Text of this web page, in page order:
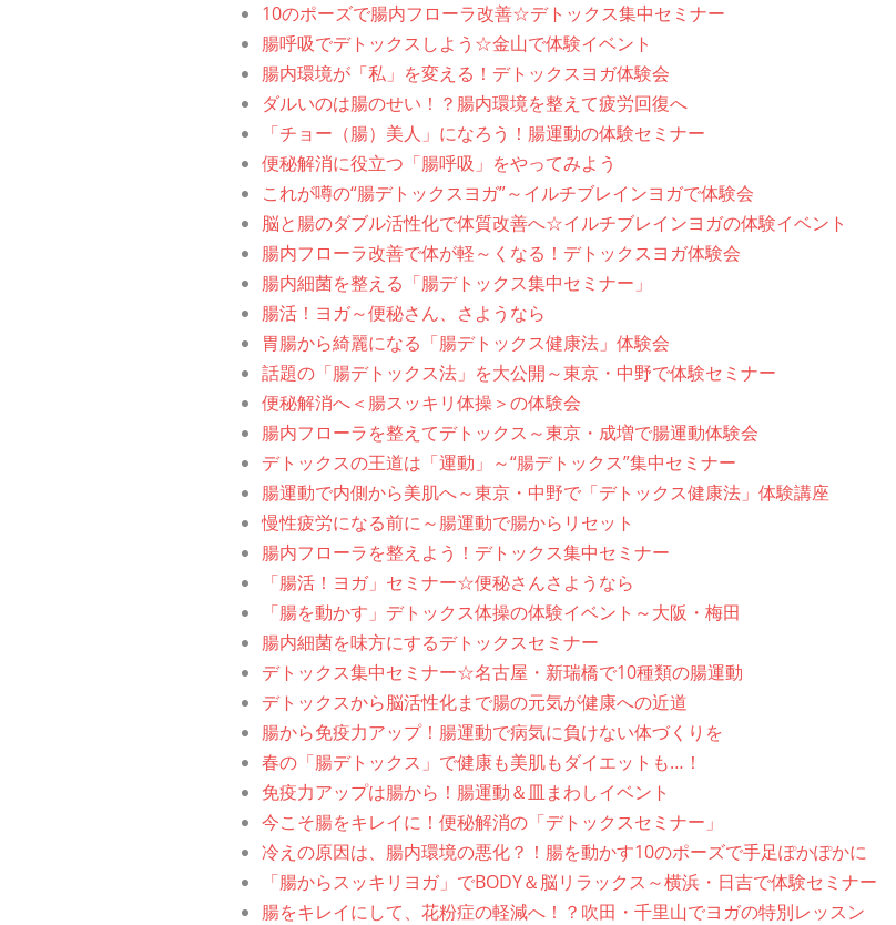
10のポーズで腸内フローラ改善☆デトックス集中セミナー
腸呼吸でデトックスしよう☆金山で体験イベント
腸内環境が「私」を変える！デトックスヨガ体験会
ダルいのは腸のせい！？腸内環境を整えて疲労回復へ
「チョー（腸）美人」になろう！腸運動の体験セミナー
便秘解消に役立つ「腸呼吸」をやってみよう
これが噂の“腸デトックスヨガ”～イルチブレインヨガで体験会
脳と腸のダブル活性化で体質改善へ☆イルチブレインヨガの体験イベント
腸内フローラ改善で体が軽～くなる！デトックスヨガ体験会
腸内細菌を整える「腸デトックス集中セミナー」
腸活！ヨガ～便秘さん、さようなら
胃腸から綺麗になる「腸デトックス健康法」体験会
話題の「腸デトックス法」を大公開～東京・中野で体験セミナー
便秘解消へ＜腸スッキリ体操＞の体験会
腸内フローラを整えてデトックス～東京・成増で腸運動体験会
デトックスの王道は「運動」～“腸デトックス”集中セミナー
腸運動で内側から美肌へ～東京・中野で「デトックス健康法」体験講座
慢性疲労になる前に～腸運動で腸からリセット
腸内フローラを整えよう！デトックス集中セミナー
「腸活！ヨガ」セミナー☆便秘さんさようなら
「腸を動かす」デトックス体操の体験イベント～大阪・梅田
腸内細菌を味方にするデトックスセミナー
デトックス集中セミナー☆名古屋・新瑞橋で10種類の腸運動
デトックスから脳活性化まで腸の元気が健康への近道
腸から免疫力アップ！腸運動で病気に負けない体づくりを
春の「腸デトックス」で健康も美肌もダイエットも…！
免疫力アップは腸から！腸運動＆皿まわしイベント
今こそ腸をキレイに！便秘解消の「デトックスセミナー」
冷えの原因は、腸内環境の悪化？！腸を動かす10のポーズで手足ぽかぽかに
「腸からスッキリヨガ」でBODY＆脳リラックス～横浜・日吉で体験セミナー
腸をキレイにして、花粉症の軽減へ！？吹田・千里山でヨガの特別レッスン